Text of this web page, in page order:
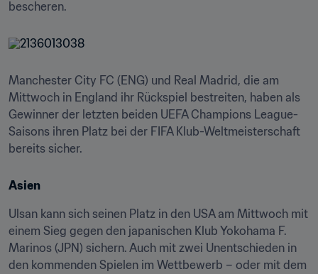
bescheren.
Manchester City FC (ENG) und Real Madrid, die am
Mittwoch in England ihr Rückspiel bestreiten, haben als
Gewinner der letzten beiden UEFA Champions League-
Saisons ihren Platz bei der FIFA Klub-Weltmeisterschaft
bereits sicher.
Asien
Ulsan kann sich seinen Platz in den USA am Mittwoch mit
einem Sieg gegen den japanischen Klub Yokohama F.
Marinos (JPN) sichern. Auch mit zwei Unentschieden in
den kommenden Spielen im Wettbewerb – oder mit dem